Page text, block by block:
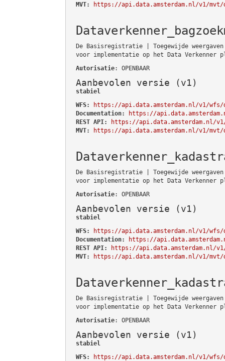
MVT:
https://api.data.amsterdam.nl/v1/mvt/
De Basisregistratie | Toegewijde
voor implementatie op het Data Verkenner
Autorisatie: OPENBAAR
Aanbevolen versie (v1)
stabiel
WFS:
https://api.data.amsterdam.nl/v1/wfs/
Documentation:
https://
REST API:
https://api.data.amsterdam.nl/v1/
MVT:
https://api.data.amsterdam.nl/v1/mvt/
De Basisregistratie | Toegewijde
voor implementatie op het Data Verkenner
Autorisatie: OPENBAAR
Aanbevolen versie (v1)
stabiel
WFS:
https://api.data.amsterdam.nl/v1/wfs/
Documentation:
https://
REST API:
https://api.data.amsterdam.nl/
MVT:
https://api.data.amsterdam.nl/v1/
De Basisregistratie | Toegewijde
voor implementatie op het Data Verkenner
Autorisatie: OPENBAAR
Aanbevolen versie (v1)
stabiel
WFS:
https://api.data.amsterdam.nl/v1/wfs/